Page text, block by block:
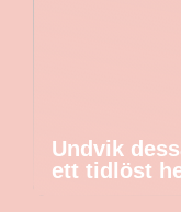
Undvik
ett tidlöst